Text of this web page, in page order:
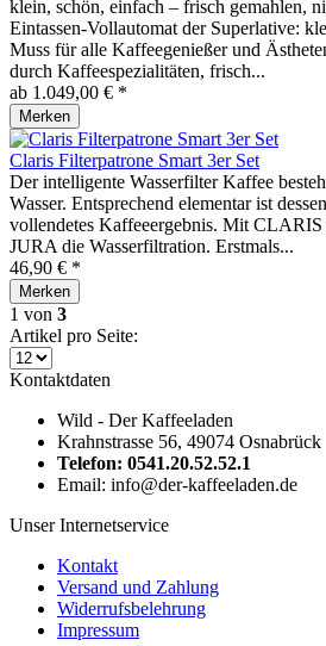
klein, schön, einfach – frisch gemahlen,
Eintassen-Vollautomat der Superlative:
Muss für alle Kaffeegenießer und
durch Kaffeespezialitäten, frisch...
ab 1.049,00 € *
Merken
Claris Filterpatrone Smart 3er Set
Der intelligente Wasserfilter Kaffee
Wasser. Entsprechend elementar ist
vollendetes Kaffeeergebnis. Mit
JURA die Wasserfiltration. Erstmals...
46,90 € *
Merken
1 von 3
Artikel pro Seite:
Kontaktdaten
Wild - Der Kaffeeladen
Krahnstrasse 56, 49074 Osnabrück
Telefon: 0541.20.52.52.1
Email: info@der-kaffeeladen.de
Unser Internetservice
Kontakt
Versand und Zahlung
Widerrufsbelehrung
Impressum